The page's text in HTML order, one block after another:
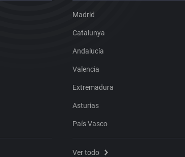
Madrid
Catalunya
Andalucía
Valencia
Extremadura
Asturias
País Vasco
Ver todo